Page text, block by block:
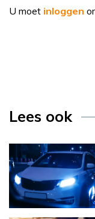
U moet inloggen
Lees ook